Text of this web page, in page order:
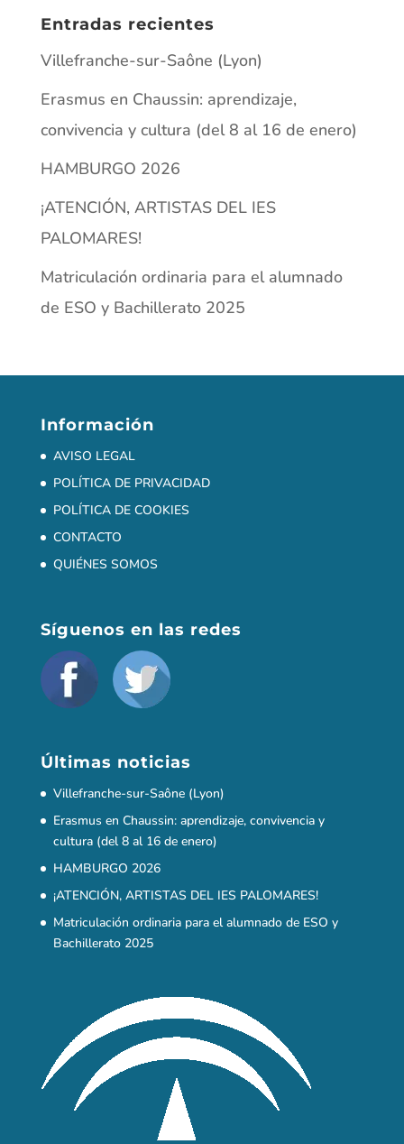
HAMBURGO 2026
¡ATENCIÓN, ARTISTAS DEL IES
Matriculación ordinaria para el alumnado
Información
AVISO LEGAL
CONTACTO
Síguenos en las redes
Villefranche-sur-Saône (Lyon)
Erasmus en Chaussin: aprendizaje, convivencia y
cultura (del 8 al 16 de enero)
HAMBURGO 2026
Matriculación ordinaria para el alumnado de ESO y
Bachillerato 2025